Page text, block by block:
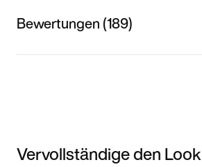
Bewertungen (189)
Vervollständige den Look